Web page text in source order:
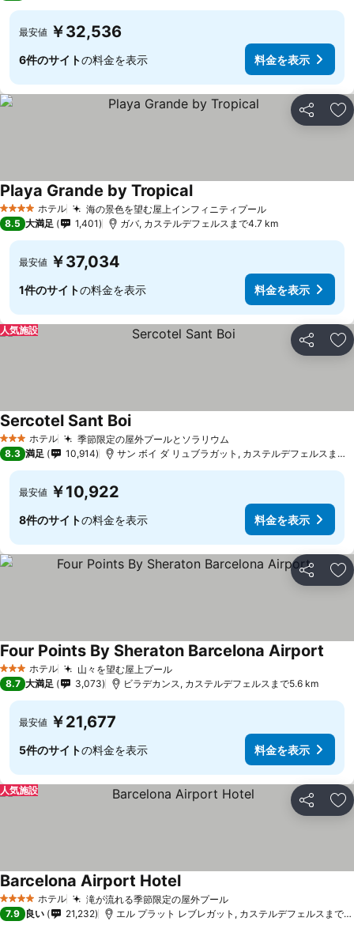
最安値 ￥32,536
6件のサイトの料金を表示 料金を表示
シェア お
4 ホテルのランク
ホテル 海の景色を望む屋上インフィニティプール
Playa Grande by Tropical
8.5 大満足 1,401 ガバ, カステルデフェルスまで4.7 km
最安値 ￥37,034
1件のサイトの料金を表示 料金を表示
シェア お
人気施設
3 ホテルのランク
ホテル 季節限定の屋外プールとソラリウム
Sercotel Sant Boi
8.3 満足 10,914 サン ボイ ダ リュブラガット, カステルデフェルスまで6.6 km
最安値 ￥10,922
8件のサイトの料金を表示 料金を表示
シェア お
3 ホテルのランク
ホテル 山々を望む屋上プール
Four Points By Sheraton Barcelona Airport
8.7 大満足 3,073 ビラデカンス, カステルデフェルスまで5.6 km
最安値 ￥21,677
5件のサイトの料金を表示 料金を表示
シェア お
人気施設
4 ホテルのランク
ホテル 滝が流れる季節限定の屋外プール
Barcelona Airport Hotel
7.9 良い 21,232 エル プラット レブレガット, カステルデフェルスまで9.0 km